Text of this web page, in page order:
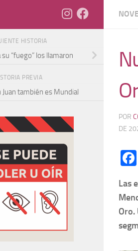
POR
DE
Las
Oro.
HISTORIA
“fuego” los llamaron
PREVIA
Juan también es Mundial